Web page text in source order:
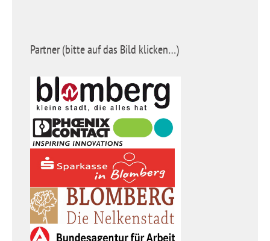
Partner (bitte auf das Bild klicken…)